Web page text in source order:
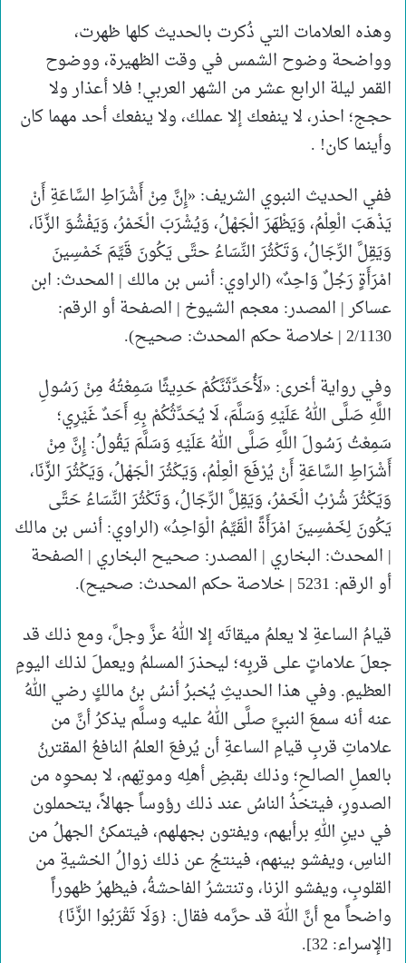
وهذه العلامات التي ذُكرت بالحديث كلها ظهرت،
وواضحة وضوح الشمس في وقت الظهيرة، ووضوح
القمر ليلة الرابع عشر من الشهر العربي! فلا أعذار ولا
حجج؛ احذر، لا ينفعك إلا عملك، ولا ينفعك أحد مهما كان
وأينما كان! .
ففي الحديث النبوي الشريف: «إِنَّ مِنْ أَشْرَاطِ السَّاعَةِ أَنْ
يَذْهَبَ الْعِلْمُ، وَيَظْهَرَ الْجَهْلُ، وَيُشْرَبَ الْخَمْرُ، وَيَفْشُوَ الزِّنَا،
وَيَقِلَّ الرِّجَالُ، وَتَكْثُرَ النِّسَاءُ حتَّى يَكُونَ قَيِّمَ خَمْسِينَ
امْرَأَةٍ رَجُلٌ وَاحِدٌ» (الراوي: أنس بن مالك | المحدث: ابن
عساكر | المصدر: معجم الشيوخ | الصفحة أو الرقم:
2/1130 | خلاصة حكم المحدث: صحيح).
وفي رواية أخرى: «لَأُحَدِّثَنَّكُمْ حَدِيثًا سَمِعْتُهُ مِنْ رَسُولِ
اللَّهِ صَلَّى اللهُ عَلَيْهِ وَسَلَّمَ، لَا يُحَدِّثُكُمْ بِهِ أَحَدٌ غَيْرِي؛
سَمِعْتُ رَسُولَ اللَّهِ صَلَّى اللهُ عَلَيْهِ وَسَلَّمَ يَقُولُ: إِنَّ مِنْ
أَشْرَاطِ السَّاعَةِ أَنْ يُرْفَعَ الْعِلْمُ، وَيَكْثُرَ الْجَهْلُ، وَيَكْثُرَ الزِّنَا،
وَيَكْثُرَ شُرْبُ الْخَمْرُ، وَيَقِلَّ الرِّجَالُ، وَتَكْثُرَ النِّسَاءُ حَتَّى
يَكُونَ لِخَمْسِينَ امْرَأَةً الْقَيِّمُ الْوَاحِدُ» (الراوي: أنس بن مالك
| المحدث: البخاري | المصدر: صحيح البخاري | الصفحة
أو الرقم: 5231 | خلاصة حكم المحدث: صحيح).
قيامُ الساعةِ لا يعلمُ ميقاتَه إلا اللهُ عزَّ وجلَّ، ومع ذلك قد
جعلَ علاماتٍ على قربِه؛ ليحذرَ المسلمُ ويعملَ لذلك اليومِ
العظيمِ. وفي هذا الحديثِ يُخبرُ أنسُ بنُ مالكٍ رضي اللهُ
عنه أنه سمعَ النبيَّ صلَّى اللهُ عليه وسلَّم يذكرُ أنَّ من
علاماتِ قربِ قيامِ الساعةِ أن يُرفعَ العلمُ النافعُ المقترنُ
بالعملِ الصالحِ؛ وذلك بقبضِ أهلِه وموتِهم، لا بمحوِه من
الصدورِ، فيتخذُ الناسُ عند ذلك رؤوساً جهالاً، يتحملون
في دينِ اللهِ برأيهم، ويفتون بجهلهم، فيتمكنُ الجهلُ من
الناسِ، ويفشو بينهم، فينتجُ عن ذلك زوالُ الخشيةِ من
القلوبِ، ويفشو الزنا، وتنتشرُ الفاحشةُ، فيظهرُ ظهوراً
واضحاً مع أنَّ اللهَ قد حرَّمه فقال: {وَلَا تَقْرَبُوا الزِّنَا}
[الإسراء: 32].